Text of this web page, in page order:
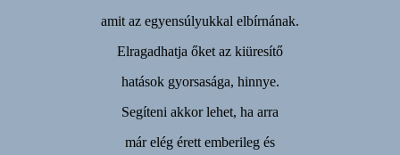
amit az egyensúlyukkal elbírnának.
Elragadhatja őket az kiüresítő
hatások gyorsasága, hinnye.
Segíteni akkor lehet, ha arra
már elég érett emberileg és